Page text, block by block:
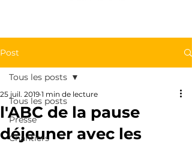
Post
Tous les posts
Presse
Chantiers
Tous les posts
l'ABC de la pause
déjeuner avec les
25 juil. 2019 1 min de lecture